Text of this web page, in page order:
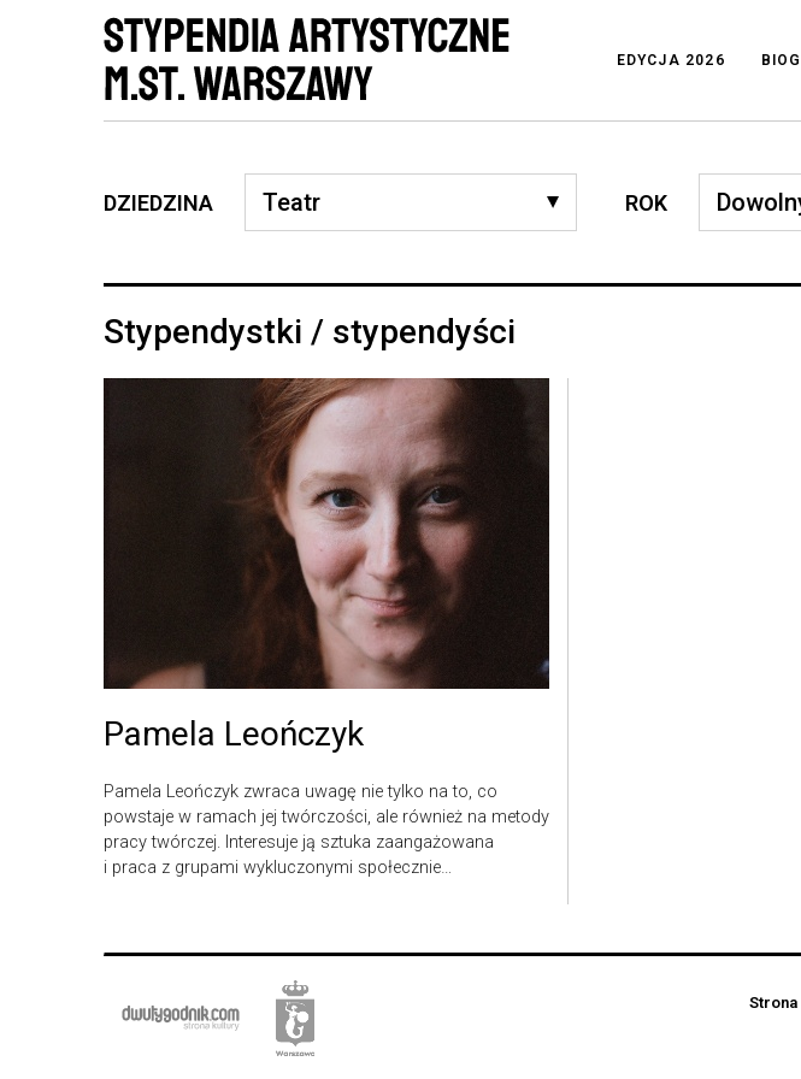
EDYCJA 2026
DZIEDZINA ROK
Stypendystki / stypendyści
Pamela Leończyk
Pamela Leończyk zwraca uwagę nie tylko na to, co
powstaje w ramach jej twórczości, ale również na metody
pracy twórczej. Interesuje ją sztuka zaangażowana
i praca z grupami wykluczonymi społecznie…
Strona